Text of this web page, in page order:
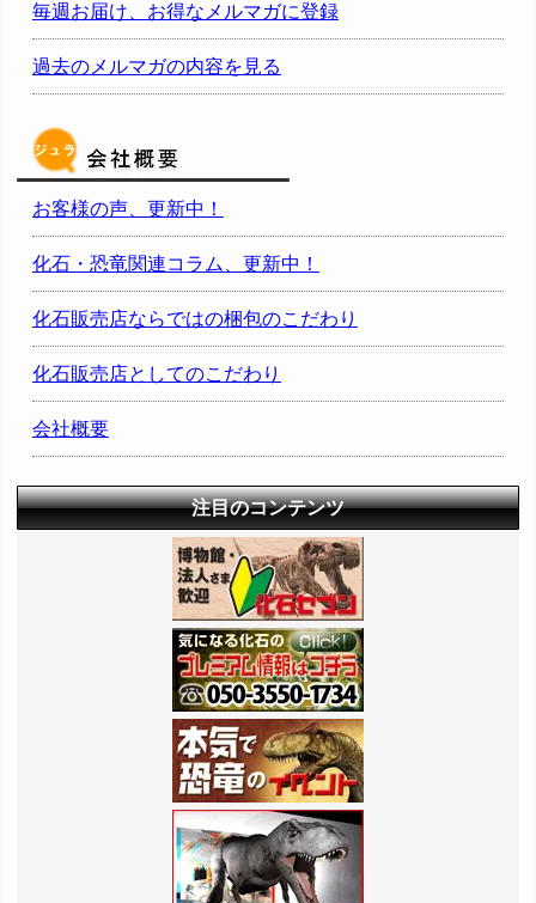
毎週お届け、お得なメルマガに登録
過去のメルマガの内容を見る
お客様の声、更新中！
化石・恐竜関連コラム、更新中！
化石販売店ならではの梱包のこだわり
化石販売店としてのこだわり
会社概要
注目のコンテンツ